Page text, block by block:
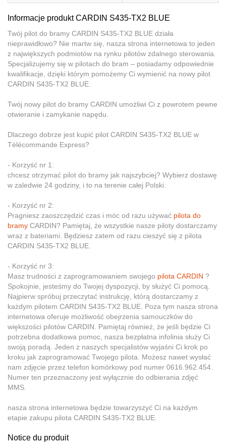
Informacje produkt CARDIN S435-TX2 BLUE
Twój pilot do bramy CARDIN S435-TX2 BLUE działa
nieprawidłowo? Nie martw się, nasza strona internetowa to jeden
z największych podmiotów na rynku pilotów zdalnego sterowania.
Specjalizujemy się w pilotach do bram – posiadamy odpowiednie
kwalifikacje, dzięki którym pomożemy Ci wymienić na nowy pilot
CARDIN S435-TX2 BLUE.
Twój nowy pilot do bramy CARDIN umożliwi Ci z powrotem pewne
otwieranie i zamykanie napędu.
Dlaczego dobrze jest kupić pilot CARDIN S435-TX2 BLUE w
Télécommande Express?
- Korzyść nr 1:
chcesz otrzymać pilot do bramy jak najszybciej? Wybierz dostawę
w zaledwie 24 godziny, i to na terenie całej Polski.
- Korzyść nr 2:
Pragniesz zaoszczędzić czas i móc od razu używać pilota do
bramy CARDIN? Pamiętaj, że wszystkie nasze piloty dostarczamy
wraz z bateriami. Będziesz zatem od razu cieszyć się z pilota
CARDIN S435-TX2 BLUE.
- Korzyść nr 3:
Masz trudności z zaprogramowaniem swojego pilota CARDIN ?
Spokojnie, jesteśmy do Twojej dyspozycji, by służyć Ci pomocą.
Najpierw spróbuj przeczytać instrukcję, którą dostarczamy z
każdym pilotem CARDIN S435-TX2 BLUE. Poza tym nasza strona
internetowa oferuje możliwość obejrzenia samouczków do
większości pilotów CARDIN. Pamiętaj również, że jeśli będzie Ci
potrzebna dodatkowa pomoc, nasza bezpłatna infolinia służy Ci
swoją poradą. Jeden z naszych specjalistów wyjaśni Ci krok po
kroku jak zaprogramować Twojego pilota. Możesz nawet wysłać
nam zdjęcie przez telefon komórkowy pod numer 0616.962.454.
Numer ten przeznaczony jest wyłącznie do odbierania zdjęć
MMS.
nasza strona internetowa będzie towarzyszyć Ci na każdym
etapie zakupu pilota CARDIN S435-TX2 BLUE.
Notice du produit